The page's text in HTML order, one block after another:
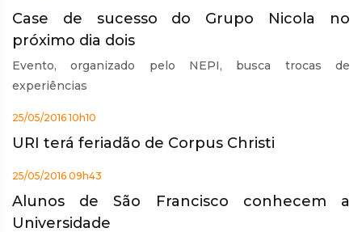
Case de sucesso do Grupo Nicola no
próximo dia dois
Evento, organizado pelo NEPI, busca trocas de
experiências
25/05/2016 10h10
URI terá feriadão de Corpus Christi
25/05/2016 09h43
Alunos de São Francisco conhecem a
Universidade